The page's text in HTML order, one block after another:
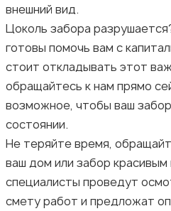
внешний вид.
Цоколь забора
готовы помочь вам с
стоит откладывать этот
обращайтесь к нам прямо
возможное, чтобы ваш
состоянии.
Не теряйте время,
ваш дом или забор
специалисты проведут
смету работ и предложат